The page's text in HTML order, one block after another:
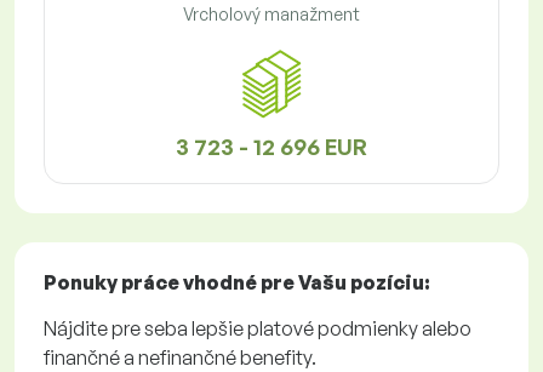
Vrcholový manažment
3 723 - 12 696 EUR
Ponuky prácevhodné pre Vašu pozíciu:
Nájdite pre seba lepšie platové podmienky alebo
finančné a nefinančné benefity.